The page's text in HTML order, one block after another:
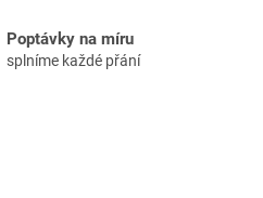
Poptávky na míru
splníme každé přání